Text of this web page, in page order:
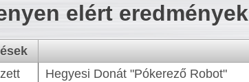
elért eredmények
Hegyesi Donát "Pókerező Robot"